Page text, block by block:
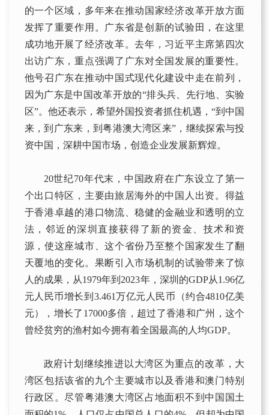
的一个区域，多年来在推动国家经济改革开放方面
发挥了重要作用。广东省是创新的试验田，在这里
成功地开展了经济改革。去年，习近平主席第四次
出访广东，重点强调了广东对全国发展的重要性。
他号召广东在推动中国式现代化建设中走在前列，
因为广东是中国改革开放的“排头兵、先行地、实验
区”。他还表示，希望外国投资者抓住机遇，“到中国
来，到广东来，到粤港澳大湾区来”，继续探索与投
资中国，深耕中国市场，创造企业发展新辉煌。
20世纪70年代末，中国政府在广东设立了第一
个出口特区，主要由旅居海外的中国人出资。得益
于香港卓越的港口物流、稳健的金融业和透明的立
法，邻近的深圳直接获得了新的资金、技术和资
源，使这座城市、这个省份乃至整个国家发生了翻
天覆地的变化。果断引入市场机制的试验带来了惊
人的成果，从1979年到2023年，深圳的GDP从1.96亿
元人民币增长到3.461万亿元人民币（约合4810亿美
元），增长了17000多倍，超过了香港和广州，这个
曾经贫穷的渔村如今拥有着全国最高的人均GDP。
政府计划继续推进以大湾区为重点的改革，大
湾区包括该省的九个主要城市以及香港和澳门特别
行政区。尽管粤港澳大湾区占地面积不到中国国土